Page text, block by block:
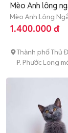
Mèo Anh lông
Mèo Anh Lông
trưởng thành (hơn
1.400.000 đ
Thành phố Thủ
P. Phước Long